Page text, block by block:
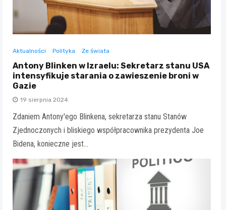
Aktualności Polityka Ze świata
Antony Blinken w Izraelu: Sekretarz stanu USA
intensyfikuje starania o zawieszenie broni w
Gazie
19 sierpnia 2024
Zdaniem Antony'ego Blinkena, sekretarza stanu Stanów
Zjednoczonych i bliskiego współpracownika prezydenta Joe
Bidena, konieczne jest…